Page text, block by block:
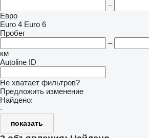
–
Евро
Euro 4 Euro 6
Пробег
–
км
Autoline ID
Не хватает фильтров?
Предложить изменение
Найдено:
-
показать